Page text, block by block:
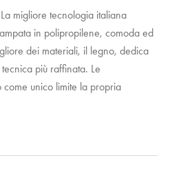
migliore tecnologia italiana
in polipropilene, comoda ed
dei materiali, il legno, dedica
più raffinata. Le
unico limite la propria